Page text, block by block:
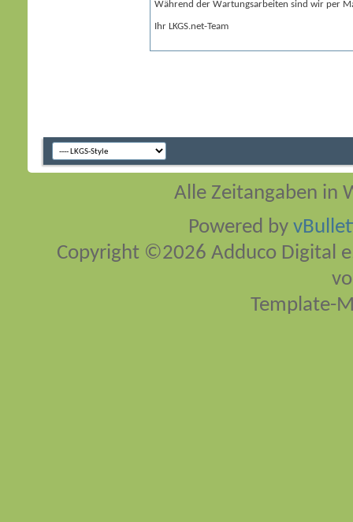
Während der Wartungsarbeiten sind wir per
Ihr LKGS.net-Team
Alle Zeitangaben in
Powered by
Copyright ©2026 Adduco Digital
Template-